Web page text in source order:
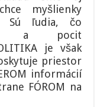
myšlienky
Sú ľudia, čo
a pocit
je však
priestor
informácií
FÓROM na